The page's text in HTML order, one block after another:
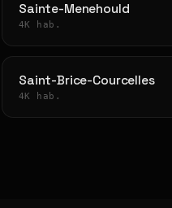
Sainte-Menehould
4K hab.
Saint-Brice-Courcelles
4K hab.